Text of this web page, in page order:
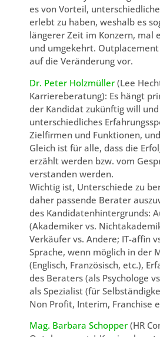
es von Vorteil,
erlebt zu haben, weshalb es
längerer Zeit im Konzern, mal
und umgekehrt.
auf die Veränderung vor.
Dr. Peter Holzmüller (Lee
Karriereberatung): Es hängt
der Kandidat zukünftig will
unterschiedliches
Zielfirmen und Funktionen,
Gleich ist für alle, dass die
erzählt werden bzw. vom
verstanden werden.
Wichtig ist, Unterschiede zu
daher passende Berater
des Kandidatenhintergrunds:
(Akademiker vs.
Verkäufer vs. Andere; IT-affin
Sprache, wenn möglich in der
(Englisch, Französisch, etc.),
des Beraters (als Psychologe
als Spezialist (für
Non Profit, Interim, Franchise
Mag. Barbara Schopper (HR